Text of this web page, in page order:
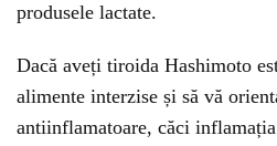
produsele lactate.
Dacă aveți tiroida Hashimoto
alimente interzise și să vă
antiinflamatoare, căci